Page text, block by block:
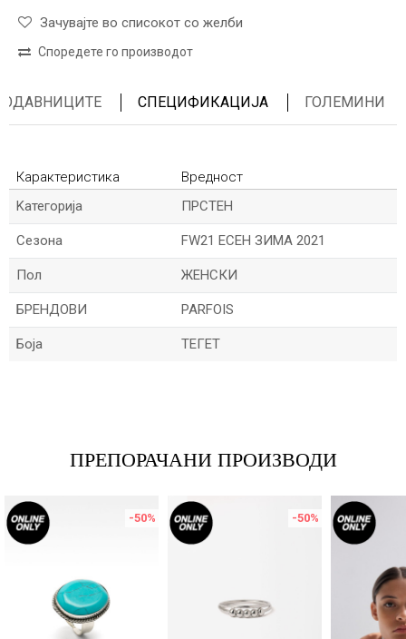
Зачувајте во списокот со желби
Споредете го производот
СПЕЦИФИКАЦИЈА ГОЛЕМИНИ
Карактеристика
Вредност
Kатегорија
ПРСТЕН
Сезона FW21 ЕСЕН ЗИМА 2021
Пол ЖЕНСКИ
БРЕНДОВИ PARFOIS
Боја ТЕГЕТ
ПРЕПОРАЧАНИ ПРОИЗВОДИ
-50% -50%